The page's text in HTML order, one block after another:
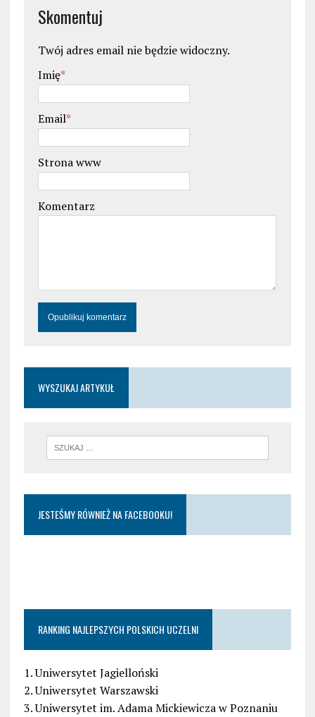
Skomentuj
Twój adres email nie będzie widoczny.
Imię*
Email*
Strona www
Komentarz
WYSZUKAJ ARTYKUŁ
JESTEŚMY RÓWNIEŻ NA FACEBOOKU!
RANKING NAJLEPSZYCH POLSKICH UCZELNI
1. Uniwersytet Jagielloński
2. Uniwersytet Warszawski
3. Uniwersytet im. Adama Mickiewicza w Poznaniu